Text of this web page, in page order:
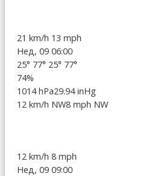
21 km/h 13 mph
Нед, 09 06:00
25° 77° 25° 77°
74%
1014 hPa29.94 inHg
12 km/h NW8 mph NW
12 km/h 8 mph
Нед, 09 09:00